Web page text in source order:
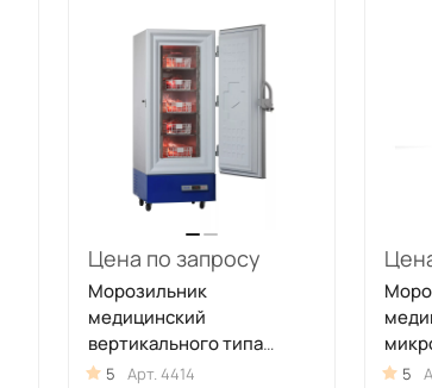
Цена по запросу
Морозильник
медицинский
вертикального типа
ММШ-220 (200 л)
5 Арт. 4414
ММ-
5